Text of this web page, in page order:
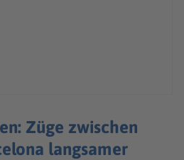
Züge zwischen
langsamer